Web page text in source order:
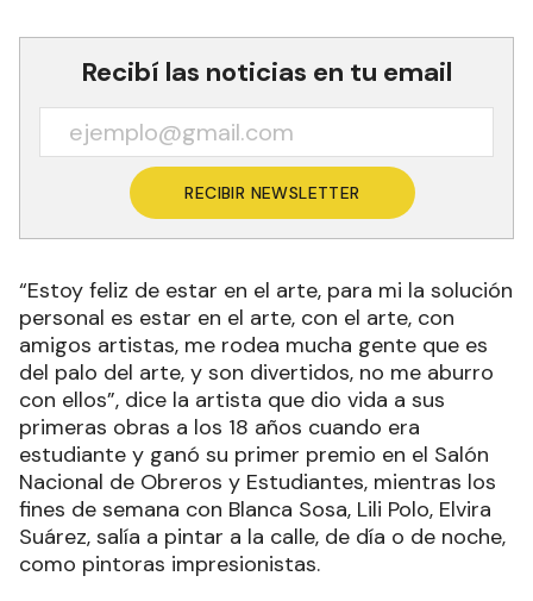
Recibí las noticias en tu email
RECIBIR NEWSLETTER
“Estoy feliz de estar en el arte, para mi la solución
personal es estar en el arte, con el arte, con
amigos artistas, me rodea mucha gente que es
del palo del arte, y son divertidos, no me aburro
con ellos”, dice la artista que dio vida a sus
primeras obras a los 18 años cuando era
estudiante y ganó su primer premio en el Salón
Nacional de Obreros y Estudiantes, mientras los
fines de semana con Blanca Sosa, Lili Polo, Elvira
Suárez, salía a pintar a la calle, de día o de noche,
como pintoras impresionistas.